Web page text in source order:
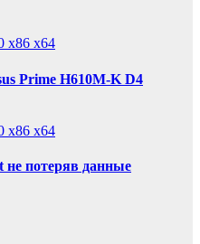
x86 x64
Prime H610M-K D4
x86 x64
потеряв данные